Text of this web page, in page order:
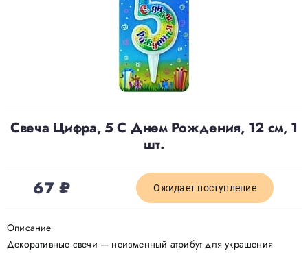
О нас
Свеча Цифра, 5 С Днем Рождения, 12 см, 1
шт.
67₽ Ожидает поступление
Описание
Декоративные свечи — неизменный атрибут для украшения